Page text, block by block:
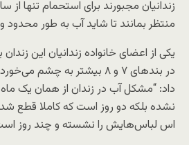
منتظر بمانند تا شاید آب به طور
یکی از اعضای خانواده زندانیان این
در بندهای ۷ و ۸ بیشتر به چشم
داد: “مشکل آب در زندان از همان یک
نشده بلکه دو روز است که کاملا قطع
اس لباس‌هایش را نشسته و چند روز